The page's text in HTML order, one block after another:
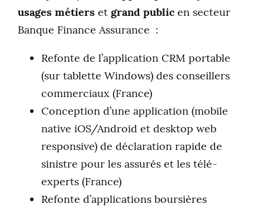
usages métiers et grand public en secteur
Banque Finance Assurance :
Refonte de l’application CRM portable
(sur tablette Windows) des conseillers
commerciaux (France)
Conception d’une application (mobile
native iOS/Android et desktop web
responsive) de déclaration rapide de
sinistre pour les assurés et les télé-
experts (France)
Refonte d’applications boursières